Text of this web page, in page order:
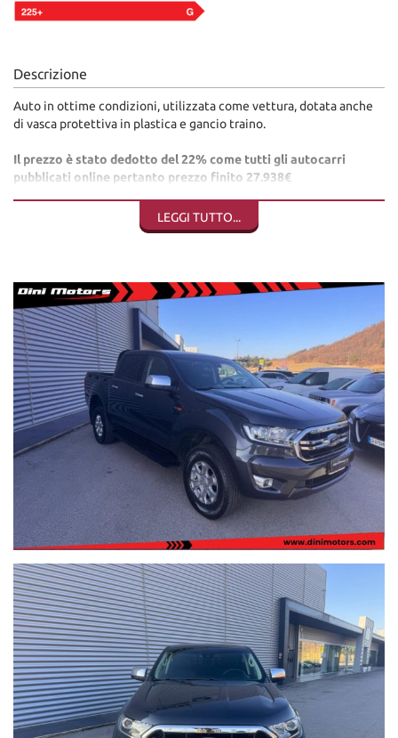
Descrizione
Auto in ottime condizioni, utilizzata come vettura, dotata anche
di vasca protettiva in plastica e gancio traino.
Il prezzo è stato dedotto del 22% come tutti gli autocarri
pubblicati online pertanto prezzo finito 27.938€
Autovettura in pronta consegna visionabile presso la nostra sede
di Sant'angelo in vado (PU)
1960.
I nostri usati sono rigorosamente controllati e igienizzati prima
della consegna, sono coperti da garanzia di conformità europea
per 12 mesi, usufruibile su tutto il territorio Italiano, estendibile
fino 60 mesi (5 ANNI) con garanzie convenzionali ulteriori.
Ritiriamo o acquistiamo il tuo usato, per richiesta valutazione
descrivere la permuta con marca/modello/km/anno/condizioni
esterne/interne/meccaniche ed allegare delle foto evidenziando
eventuali difetti/lavori da eseguire.
Possibilità di pagamento con finanziamento o leasing in comode
rate personalizzabili, da valutare in sede poichè il calcolatore
automatico del sito è puramente indicativo.
Formule finanziarie con valore futuro garantito anche per i nostri
veicoli usati dove potrai decidere se tenerla o restituirla dopo
2/3/4 anni di rateizzazione.
Per gli interessati è gradito contatto telefonico allo 0722810139.
Vieni a conoscerci sul nostro sito www.dinimotors.com, troverai
ulteriori foto e in altà qualità.
Ci puoi trovare a Sant'Angelo in Vado (PU) presso la nuova sede in
LEGGI TUTTO...